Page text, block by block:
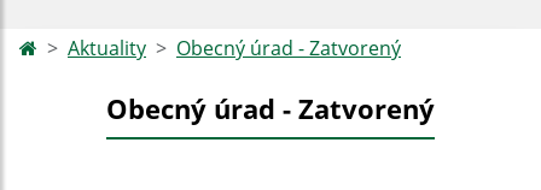
Aktuality Obecný úrad - Zatvorený
Obecný úrad - Zatvorený